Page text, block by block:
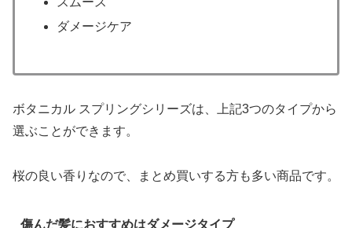
ダメージケア
ボタニカル スプリングシリーズは、上記3つのタイプから
選ぶことができます。
桜の良い香りなので、まとめ買いする方も多い商品です。
傷んだ髪におすすめはダメージタイプ